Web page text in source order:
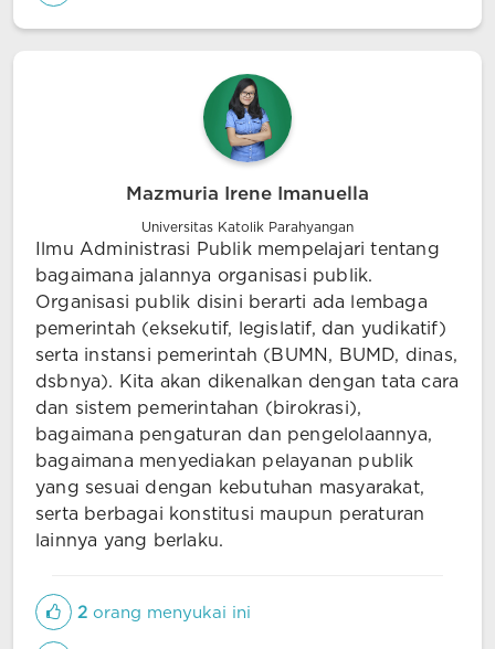
Mazmuria Irene Imanuella
Universitas Katolik Parahyangan
Ilmu Administrasi Publik mempelajari tentang
bagaimana jalannya organisasi publik.
Organisasi publik disini berarti ada lembaga
pemerintah (eksekutif, legislatif, dan yudikatif)
serta instansi pemerintah (BUMN, BUMD, dinas,
dsbnya). Kita akan dikenalkan dengan tata cara
dan sistem pemerintahan (birokrasi),
bagaimana pengaturan dan pengelolaannya,
bagaimana menyediakan pelayanan publik
yang sesuai dengan kebutuhan masyarakat,
serta berbagai konstitusi maupun peraturan
lainnya yang berlaku.
2 orang menyukai ini